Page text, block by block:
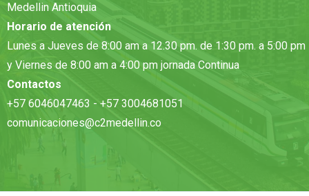
Medellin Antioquia
Horario de atención
Lunes a Jueves de 8:00 am a 12.30 pm. de 1:30 pm. a 5:00 pm
y Viernes de 8:00 am a 4:00 pm jornada Continua
Contactos
+57 6046047463 - +57 3004681051
comunicaciones@c2medellin.co